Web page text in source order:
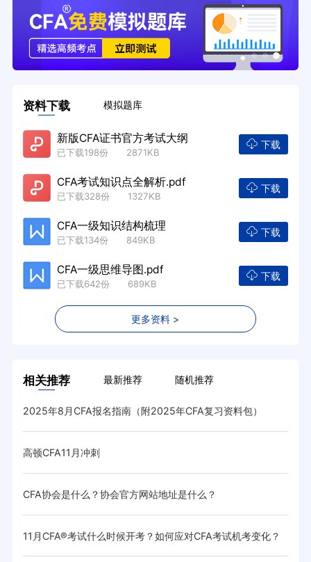
资料下载 模拟题库
新版CFA证书官方考试大纲
已下载198份 2871KB
下载
CFA考试知识点全解析.pdf
已下载328份 1327KB
下载
CFA一级知识结构梳理
已下载134份 849KB
下载
CFA一级思维导图.pdf
已下载642份 689KB
下载
更多资料 >
相关推荐 最新推荐 随机推荐
2025年8月CFA报名指南（附2025年CFA复习资料包）
高顿CFA11月冲刺
CFA协会是什么？协会官方网站地址是什么？
11月CFA®考试什么时候开考？如何应对CFA考试机考变化？